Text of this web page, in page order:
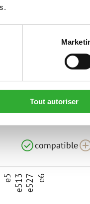
Tout autoriser
compatible
e5
adaptable
e513
adaptable
e527
adaptable
e6
adaptable